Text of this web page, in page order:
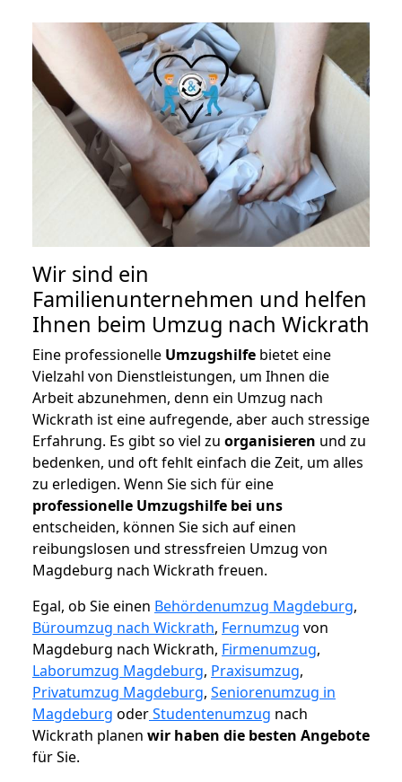
Wir sind ein
Familienunternehmen und helfen
Ihnen beim Umzug nach Wickrath
Eine professionelle Umzugshilfe bietet eine
Vielzahl von Dienstleistungen, um Ihnen die
Arbeit abzunehmen, denn ein Umzug nach
Wickrath ist eine aufregende, aber auch stressige
Erfahrung. Es gibt so viel zu organisieren und zu
bedenken, und oft fehlt einfach die Zeit, um alles
zu erledigen. Wenn Sie sich für eine
professionelle Umzugshilfe bei uns
entscheiden, können Sie sich auf einen
reibungslosen und stressfreien Umzug von
Magdeburg nach Wickrath freuen.
Egal, ob Sie einen Behördenumzug Magdeburg,
Büroumzug nach Wickrath, Fernumzug von
Magdeburg nach Wickrath, Firmenumzug,
Laborumzug Magdeburg, Praxisumzug,
Privatumzug Magdeburg, Seniorenumzug in
Magdeburg oderStudentenumzug nach
Wickrath planen wir haben die besten Angebote
für Sie.